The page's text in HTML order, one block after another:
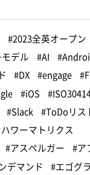
#2023全英オープン
デル #AI
#DX #engage
#iOS
#Slack #ToDoリス
ワーマトリクス
#アスペルガー
#ア
デマンド
#エゴグ